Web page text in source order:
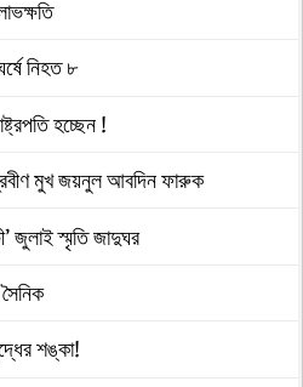
নিহত ৮
হচ্ছেন !
মুখ জয়নুল আবদিন ফারুক
জুলাই স্মৃতি জাদুঘর
শঙ্কা!